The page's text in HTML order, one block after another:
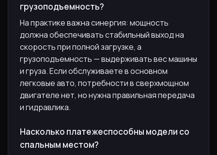
грузоподъемность?
На практике важна синергия: мощность
должна обеспечивать стабильный выход на
скорость при полной загрузке, а
грузоподъемность — выдерживать вес машины
и груза. Если обслуживаете в основном
легковые авто, потребности в сверхмощном
двигателе нет, но нужна правильная передача
и гидравлика.
Насколько платежеспособны модели со
спальным местом?